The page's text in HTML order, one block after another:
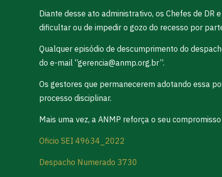
Diante desse ato administrativo, os Chefes de
dificultar ou de impedir o gozo do recesso por
Qualquer episódio de descumprimento do
do e-mail “gerencia@anmp.org.br”.
Os gestores que permanecerem adotando essa
processo disciplinar.
Mais uma vez, a ANMP reforça o seu
Oficio SEI 49634_2022
Despacho Numerado 3730